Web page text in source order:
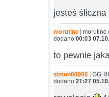
jesteś śliczna
morutino |
dodano:00:03
to pewnie
simon00000 | GG:
dodano:21:27